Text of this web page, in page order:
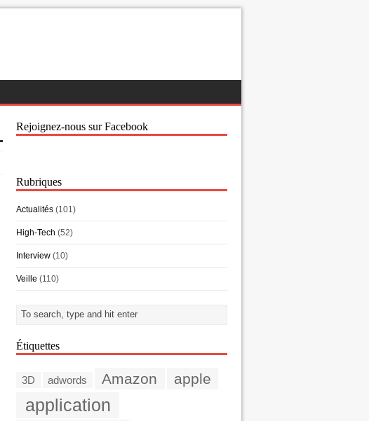
Rejoignez-nous sur Facebook
Rubriques
Actualités (101)
High-Tech (52)
Interview (10)
Veille (110)
Étiquettes
3D adwords Amazon apple
application